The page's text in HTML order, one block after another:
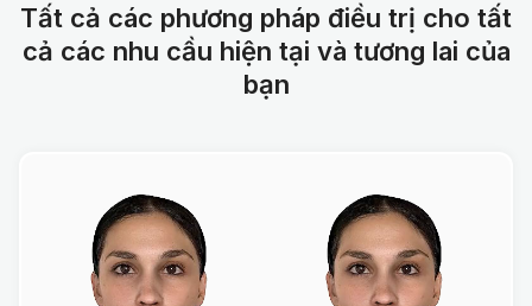
Tất cả các phương pháp điều trị cho tất
cả các nhu cầu hiện tại và tương lai của
bạn